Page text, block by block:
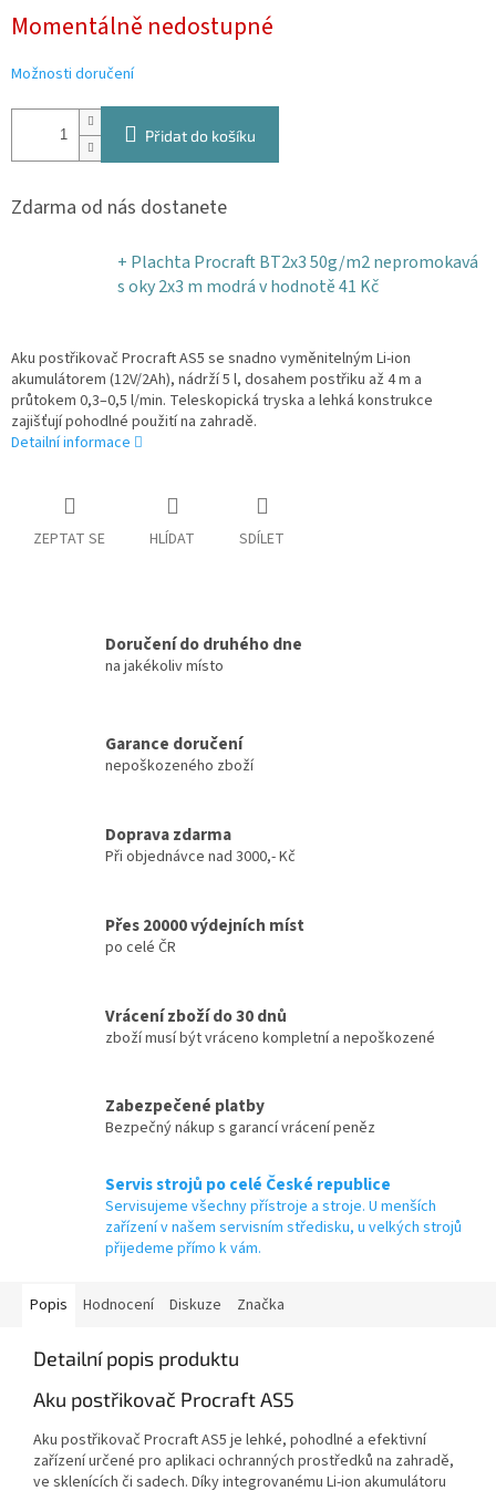
cena:
Momentálně nedostupné
Možnosti doručení
Přidat do košíku
Zdarma od nás dostanete
+ Plachta Procraft BT2x3 50g/m2 nepromokavá
s oky 2x3 m modráv hodnotě 41 Kč
Aku postřikovač Procraft AS5 se snadno vyměnitelným Li-ion
akumulátorem (12V/2Ah), nádrží 5 l, dosahem postřiku až 4 m a
průtokem 0,3–0,5 l/min. Teleskopická tryska a lehká konstrukce
zajišťují pohodlné použití na zahradě.
Detailní informace
ZEPTAT SE HLÍDAT SDÍLET
Doručení do druhého dne
na jakékoliv místo
Garance doručení
nepoškozeného zboží
Doprava zdarma
Při objednávce nad 3000,- Kč
Přes 20000 výdejních míst
po celé ČR
Vrácení zboží do 30 dnů
zboží musí být vráceno kompletní a nepoškozené
Zabezpečené platby
Bezpečný nákup s garancí vrácení peněz
Servis strojů po celé České republice
Servisujeme všechny přístroje a stroje. U menších
zařízení v našem servisním středisku, u velkých strojů
přijedeme přímo k vám.
Popis Hodnocení Diskuze Značka
Detailní popis produktu
Aku postřikovač Procraft AS5
Aku postřikovač Procraft AS5 je lehké, pohodlné a efektivní
zařízení určené pro aplikaci ochranných prostředků na zahradě,
ve sklenících či sadech. Díky integrovanému Li-ion akumulátoru